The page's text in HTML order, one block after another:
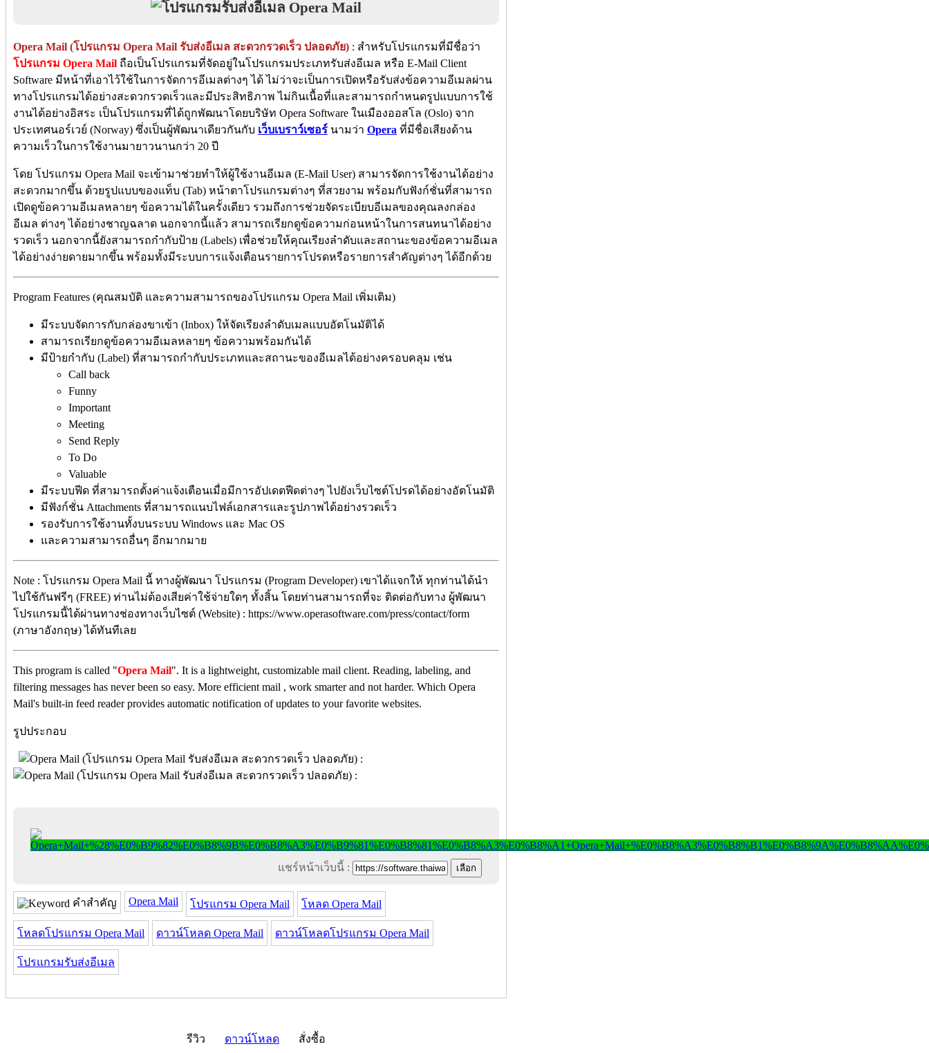
Opera Mail (โปรแกรม Opera Mail รับส่งอีเมล สะดวกรวดเร็ว ปลอดภัย) : สำหรับโปรแกรมที่มีชื่อว่า
โปรแกรม Opera Mail ถือเป็นโปรแกรมที่จัดอยู่ในโปรแกรมประเภทรับส่งอีเมล หรือ E-Mail Client
Software มีหน้าที่เอาไว้ใช้ในการจัดการอีเมลต่างๆ ได้ ไม่ว่าจะเป็นการเปิดหรือรับส่งข้อความอีเมลผ่าน
ทางโปรแกรมได้อย่างสะดวกรวดเร็วและมีประสิทธิภาพ ไม่กินเนื้อที่และสามารถกำหนดรูปแบบการใช้
งานได้อย่างอิสระ เป็นโปรแกรมที่ได้ถูกพัฒนาโดยบริษัท Opera Software ในเมืองออสโล (Oslo) จาก
ประเทศนอร์เวย์ (Norway) ซึ่งเป็นผู้พัฒนาเดียวกันกับ เว็บเบราว์เซอร์ นามว่า Opera ที่มีชื่อเสียงด้าน
ความเร็วในการใช้งานมายาวนานกว่า 20 ปี
โดย โปรแกรม Opera Mail จะเข้ามาช่วยทำให้ผู้ใช้งานอีเมล (E-Mail User) สามารจัดการใช้งานได้อย่าง
สะดวกมากขึ้น ด้วยรูปแบบของแท็บ (Tab) หน้าตาโปรแกรมต่างๆ ที่สวยงาม พร้อมกับฟังก์ชั่นที่สามารถ
เปิดดูข้อความอีเมลหลายๆ ข้อความได้ในครั้งเดียว รวมถึงการช่วยจัดระเบียบอีเมลของคุณลงกล่อง
อีเมล ต่างๆ ได้อย่างชาญฉลาด นอกจากนี้แล้ว สามารถเรียกดูข้อความก่อนหน้าในการสนทนาได้อย่าง
รวดเร็ว นอกจากนี้ยังสามารถกำกับป้าย (Labels) เพื่อช่วยให้คุณเรียงลำดับและสถานะของข้อความอีเมล
ได้อย่างง่ายดายมากขึ้น พร้อมทั้งมีระบบการแจ้งเตือนรายการโปรดหรือรายการสำคัญต่างๆ ได้อีกด้วย
Program Features (คุณสมบัติ และความสามารถของโปรแกรม Opera Mail เพิ่มเติม)
มีระบบจัดการกับกล่องขาเข้า (Inbox) ให้จัดเรียงลำดับเมลแบบอัตโนมัติได้
สามารถเรียกดูข้อความอีเมลหลายๆ ข้อความพร้อมกันได้
มีป้ายกำกับ (Label) ที่สามารถกำกับประเภทและสถานะของอีเมลได้อย่างครอบคลุม เช่น
Call back
Funny
Important
Meeting
Send Reply
To Do
Valuable
มีระบบฟีด ที่สามารถตั้งค่าแจ้งเตือนเมื่อมีการอัปเดตฟีดต่างๆ ไปยังเว็บไซต์โปรดได้อย่างอัตโนมัติ
มีฟังก์ชั่น Attachments ที่สามารถแนบไฟล์เอกสารและรูปภาพได้อย่างรวดเร็ว
รองรับการใช้งานทั้งบนระบบ Windows และ Mac OS
และความสามารถอื่นๆ อีกมากมาย
Note : โปรแกรม Opera Mail นี้ ทางผู้พัฒนา โปรแกรม (Program Developer) เขาได้แจกให้ ทุกท่านได้นำ
ไปใช้กันฟรีๆ (FREE) ท่านไม่ต้องเสียค่าใช้จ่ายใดๆ ทั้งสิ้น โดยท่านสามารถที่จะ ติดต่อกับทาง ผู้พัฒนา
โปรแกรมนี้ได้ผ่านทางช่องทางเว็บไซต์ (Website) : https://www.operasoftware.com/press/contact/form
(ภาษาอังกฤษ) ได้ทันทีเลย
This program is called "Opera Mail". It is a lightweight, customizable mail client. Reading, labeling, and
filtering messages has never been so easy. More efficient mail , work smarter and not harder. Which Opera
Mail's built-in feed reader provides automatic notification of updates to your favorite websites.
รูปประกอบ
แชร์หน้าเว็บนี้ :
คำสำคัญ Opera Mail โปรแกรม Opera Mail โหลด Opera Mail
โหลดโปรแกรม Opera Mail ดาวน์โหลด Opera Mail ดาวน์โหลดโปรแกรม Opera Mail
โปรแกรมรับส่งอีเมล
รีวิว ดาวน์โหลด สั่งซื้อ